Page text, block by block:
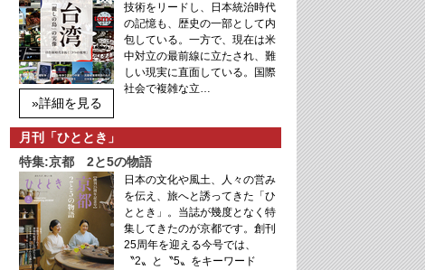
»詳細を見る
技術をリードし、日本統治時代
の記憶も、歴史の一部として内
包している。一方で、現在は米
中対立の最前線に立たされ、難
しい現実に直面している。国際
社会で複雑な立…
月刊「ひととき」
特集:京都 2と5の物語
日本の文化や風土、人々の営み
を伝え、旅へと誘ってきた「ひ
ととき」。当誌が幾度となく特
集してきたのが京都です。創刊
25周年を迎える今号では、
〝2〟と〝5〟をキーワード